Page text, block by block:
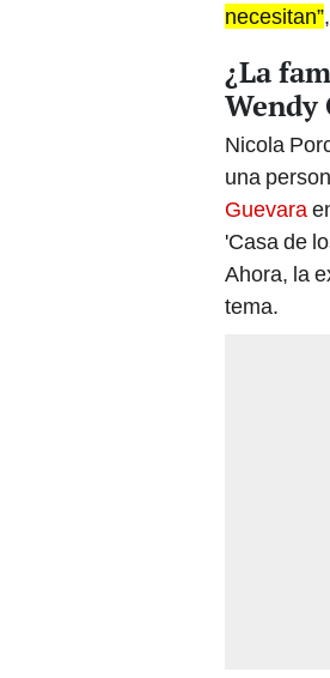
necesitan”
¿La
Wendy
Nicola
una
Guevara
'Casa de
Ahora, la
tema.